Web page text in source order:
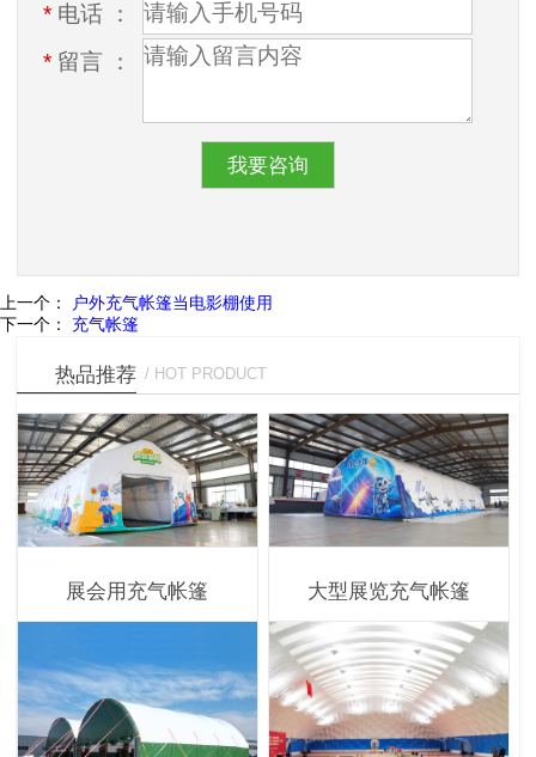
* 电话 ：
* 留言 ：
上一个： 户外充气帐篷当电影棚使用
下一个： 充气帐篷
热品推荐 / HOT PRODUCT
展会用充气帐篷 大型展览充气帐篷